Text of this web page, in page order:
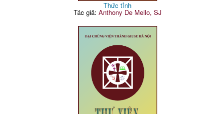
Thức tỉnh
Tác giả: Anthony De Mello, SJ